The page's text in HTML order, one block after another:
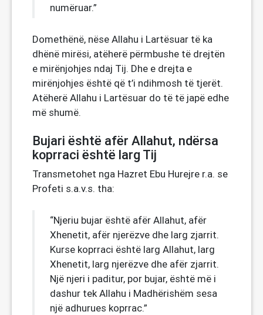
numëruar.”
Domethënë, nëse Allahu i Lartësuar të ka
dhënë mirësi, atëherë përmbushe të drejtën
e mirënjohjes ndaj Tij. Dhe e drejta e
mirënjohjes është që t’i ndihmosh të tjerët.
Atëherë Allahu i Lartësuar do të të japë edhe
më shumë.
Bujari është afër Allahut, ndërsa
koprraci është larg Tij
Transmetohet nga Hazret Ebu Hurejre r.a. se
Profeti s.a.v.s. tha:
“Njeriu bujar është afër Allahut, afër
Xhenetit, afër njerëzve dhe larg zjarrit.
Kurse koprraci është larg Allahut, larg
Xhenetit, larg njerëzve dhe afër zjarrit.
Një njeri i paditur, por bujar, është më i
dashur tek Allahu i Madhërishëm sesa
një adhurues koprrac.”